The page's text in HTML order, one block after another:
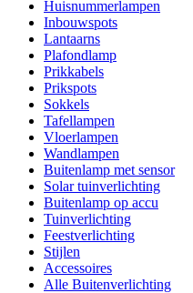
Huisnummerlampen
Inbouwspots
Lantaarns
Plafondlamp
Prikkabels
Prikspots
Sokkels
Tafellampen
Vloerlampen
Wandlampen
Buitenlamp met sensor
Solar tuinverlichting
Buitenlamp op accu
Tuinverlichting
Feestverlichting
Stijlen
Accessoires
Alle Buitenverlichting